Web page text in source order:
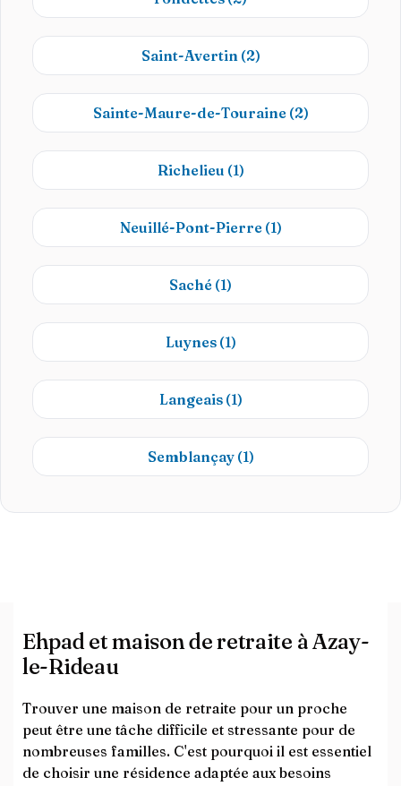
Saint-Avertin (2)
Sainte-Maure-de-Touraine (2)
Richelieu (1)
Neuillé-Pont-Pierre (1)
Saché (1)
Luynes (1)
Langeais (1)
Semblançay (1)
Ehpad et maison de retraite à Azay-
le-Rideau
Trouver une maison de retraite pour un proche
peut être une tâche difficile et stressante pour de
nombreuses familles. C'est pourquoi il est essentiel
de choisir une résidence adaptée aux besoins